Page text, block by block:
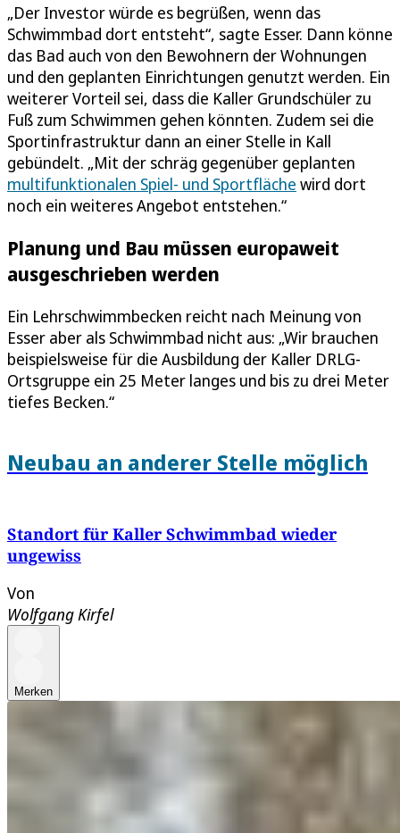
„Der Investor würde es begrüßen, wenn das
Schwimmbad dort entsteht“, sagte Esser. Dann könne
das Bad auch von den Bewohnern der Wohnungen
und den geplanten Einrichtungen genutzt werden. Ein
weiterer Vorteil sei, dass die Kaller Grundschüler zu
Fuß zum Schwimmen gehen könnten. Zudem sei die
Sportinfrastruktur dann an einer Stelle in Kall
gebündelt. „Mit der schräg gegenüber geplanten
multifunktionalen Spiel- und Sportfläche wird dort
noch ein weiteres Angebot entstehen.“
Planung und Bau müssen europaweit
ausgeschrieben werden
Ein Lehrschwimmbecken reicht nach Meinung von
Esser aber als Schwimmbad nicht aus: „Wir brauchen
beispielsweise für die Ausbildung der Kaller DRLG-
Ortsgruppe ein 25 Meter langes und bis zu drei Meter
tiefes Becken.“
Neubau an anderer Stelle möglich
Standort für Kaller Schwimmbad wieder
ungewiss
Von
Wolfgang Kirfel
Merken